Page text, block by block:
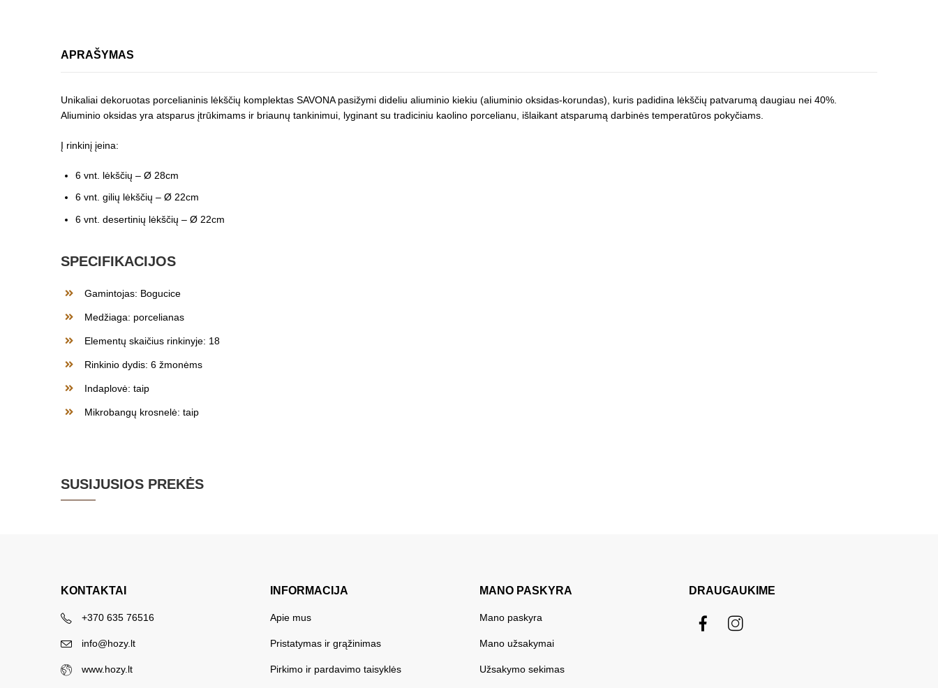
APRAŠYMAS
Unikaliai dekoruotas porcelianinis lėkščių komplektas SAVONA pasižymi dideliu aliuminio kiekiu (aliuminio oksidas-korundas), kuris padidina lėkščių patvarumą daugiau nei 40%.
Aliuminio oksidas yra atsparus įtrūkimams ir briaunų tankinimui, lyginant su tradiciniu kaolino porcelianu, išlaikant atsparumą darbinės temperatūros pokyčiams.
Į rinkinį įeina:
6 vnt. lėkščių – Ø 28cm
6 vnt. gilių lėkščių – Ø 22cm
6 vnt. desertinių lėkščių – Ø 22cm
SPECIFIKACIJOS
Gamintojas: Bogucice
Medžiaga: porcelianas
Elementų skaičius rinkinyje: 18
Rinkinio dydis: 6 žmonėms
Indaplovė: taip
Mikrobangų krosnelė: taip
SUSIJUSIOS PREKĖS
KONTAKTAI
+370 635 76516
info@hozy.lt
www.hozy.lt
INFORMACIJA
Apie mus
Pristatymas ir grąžinimas
Pirkimo ir pardavimo taisyklės
MANO PASKYRA
Mano paskyra
Mano užsakymai
Užsakymo sekimas
DRAUGAUKIME